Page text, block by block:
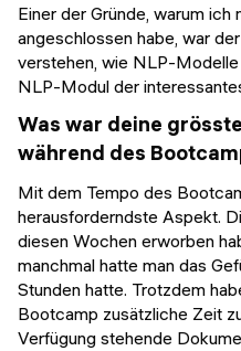
Einer der Gründe, warum
angeschlossen habe, war
verstehen, wie NLP-
NLP-Modul der
Was war deine
während des
Mit dem Tempo des
herausforderndste Aspekt.
diesen Wochen erworben
manchmal hatte man das
Stunden hatte. Trotzdem
Bootcamp zusätzliche Zeit
Verfügung stehende